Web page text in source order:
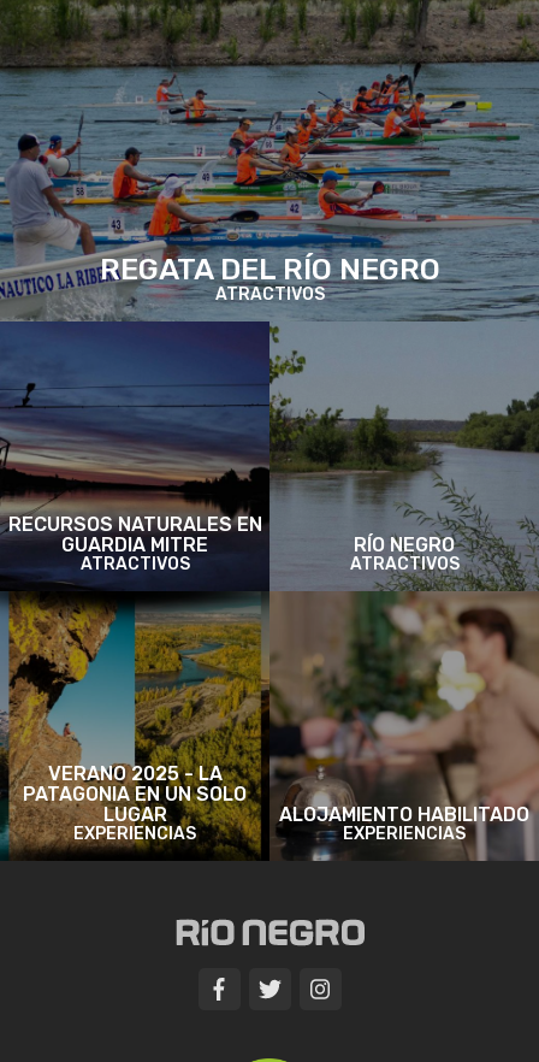
REGATA DEL RÍO NEGRO
ATRACTIVOS
RECURSOS NATURALES EN
GUARDIA MITRE
ATRACTIVOS
RÍO NEGRO
ATRACTIVOS
VERANO 2025 - LA
PATAGONIA EN UN SOLO
LUGAR
EXPERIENCIAS
ALOJAMIENTO HABILITADO
EXPERIENCIAS